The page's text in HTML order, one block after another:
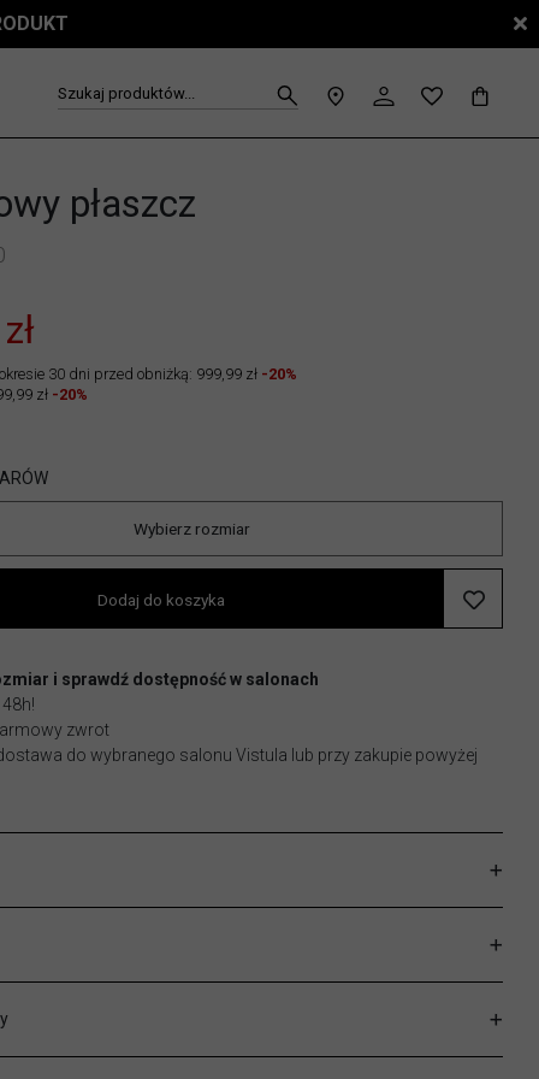
Szukaj produktów...
płaszcz
30 dni przed obniżką: 999,99 zł -20%
zł -20%
Wybierz rozmiar
Dodaj do koszyka
i sprawdź dostępność w salonach
zwrot
do wybranego salonu Vistula lub przy zakupie powyżej